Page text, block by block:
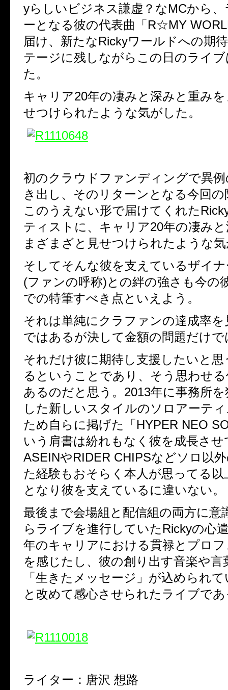
yらしいビジネス謙虚？なMCから
ーとなる彼の代表曲「R☆MY
届け、新たなRickyワールドへの期
テージに残しながらこの日のライ
た。
キャリア20年の凄みと深みと重み
せつけられたような気がした。
初のクラウドファンディングで異
き出し、そのリターンとなる今回
このうえない形で届けてくれた
ティストに、キャリア20年の凄み
まざまざと見せつけられたような
そしてそんな彼を支えているザイ
(ファンの呼称)との絆の強さも今の
での特筆すべき点といえよう。
それは単純にクラファンの達成率
ではあるが決して金額の問題だけ
それだけ彼に期待し支援したいと
るということであり、そう思わせ
あるのだと思う。2013年に事務所
した新しいスタイルのソロアーテ
ため自らに掲げた「HYPER NEO
いう肩書は紛れもなく彼を成長さ
ASEINやRIDER CHIPSなどソロ以
た経験もおそらく本人が思ってる以
となり彼を支えているに違いない。
最後まで会場組と配信組の両方に意
らライブを進行していたRickyの心
年のキャリアにおける貫禄とプロ
を感じたし、彼の創り出す音楽や言
「生きたメッセージ」が込められ
と改めて感心させられたライブで
ライター：唐沢 想路